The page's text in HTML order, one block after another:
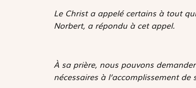
Le Christ a appelé certains à tout
Norbert, a répondu à cet appel.
À sa prière, nous pouvons
nécessaires à l’accomplissement de